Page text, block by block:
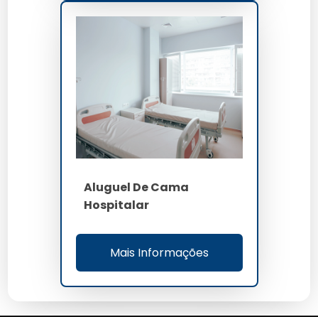
Aluguel De Cama
Hospitalar
Mais Informações